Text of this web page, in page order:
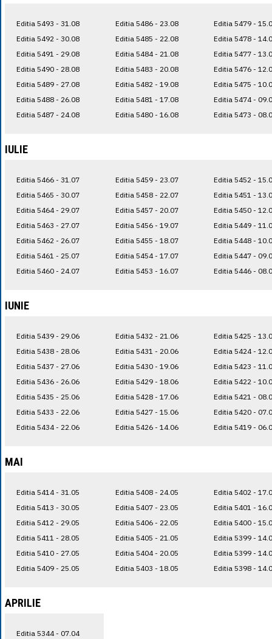
Editia 5493 - 31.08
Editia 5492 - 30.08
Editia 5491 - 29.08
Editia 5490 - 28.08
Editia 5489 - 27.08
Editia 5488 - 26.08
Editia 5487 - 24.08
Editia 5486 - 23.08
Editia 5485 - 22.08
Editia 5484 - 21.08
Editia 5483 - 20.08
Editia 5482 - 19.08
Editia 5481 - 17.08
Editia 5480 - 16.08
Editia 5479 -
Editia 5478 -
Editia 5477 -
Editia 5476 -
Editia 5475 -
Editia 5474 -
Editia 5473 -
IULIE
Editia 5466 - 31.07
Editia 5465 - 30.07
Editia 5464 - 29.07
Editia 5463 - 27.07
Editia 5462 - 26.07
Editia 5461 - 25.07
Editia 5460 - 24.07
Editia 5459 - 23.07
Editia 5458 - 22.07
Editia 5457 - 20.07
Editia 5456 - 19.07
Editia 5455 - 18.07
Editia 5454 - 17.07
Editia 5453 - 16.07
Editia 5452 -
Editia 5451 -
Editia 5450 -
Editia 5449 -
Editia 5448 -
Editia 5447 -
Editia 5446 -
IUNIE
Editia 5439 - 29.06
Editia 5438 - 28.06
Editia 5437 - 27.06
Editia 5436 - 26.06
Editia 5435 - 25.06
Editia 5433 - 22.06
Editia 5434 - 22.06
Editia 5432 - 21.06
Editia 5431 - 20.06
Editia 5430 - 19.06
Editia 5429 - 18.06
Editia 5428 - 17.06
Editia 5427 - 15.06
Editia 5426 - 14.06
Editia 5425 -
Editia 5424 -
Editia 5423 -
Editia 5422 -
Editia 5421 -
Editia 5420 -
Editia 5419 -
MAI
Editia 5414 - 31.05
Editia 5413 - 30.05
Editia 5412 - 29.05
Editia 5411 - 28.05
Editia 5410 - 27.05
Editia 5409 - 25.05
Editia 5408 - 24.05
Editia 5407 - 23.05
Editia 5406 - 22.05
Editia 5405 - 21.05
Editia 5404 - 20.05
Editia 5403 - 18.05
Editia 5402 -
Editia 5401 -
Editia 5400 -
Editia 5399 -
Editia 5399 -
Editia 5398 -
APRILIE
Editia 5344 - 07.04